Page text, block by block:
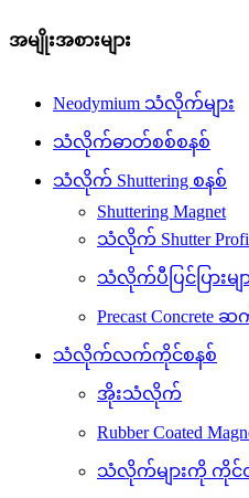
အမျိုးအစားများ
Neodymium သံလိုက်များ
သံလိုက်ဓာတ်စစ်စနစ်
သံလိုက် Shuttering စနစ်
Shuttering Magnet
သံလိုက် Shutter
သံလိုက်ပီပြင်ပြားမျ
Precast Concrete
သံလိုက်လက်ကိုင်စနစ်
အိုးသံလိုက်
Rubber Coated
သံလိုက်များကို ကိုင်